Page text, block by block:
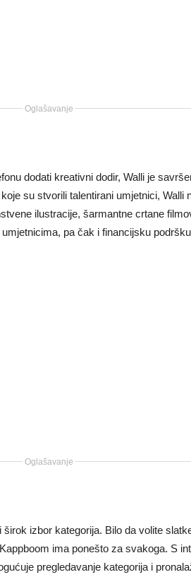
Oglašavanje
dodati kreativni dodir, Walli je
su stvorili talentirani umjetnici, Walli
ilustracije, šarmantne crtane
pa čak i financijsku
Oglašavanje
izbor kategorija. Bilo da volite
ima ponešto za svakoga. S
pregledavanje kategorija i